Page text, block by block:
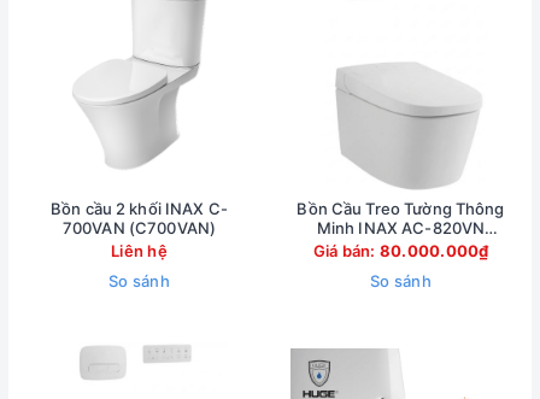
Bồn cầu 2 khối INAX C-
700VAN (C700VAN)
Liên hệ
So sánh
Bồn Cầu Treo Tường Thông
Minh INAX AC-820VN
(AC820VN)
Giá bán: 80.000.000₫
So sánh